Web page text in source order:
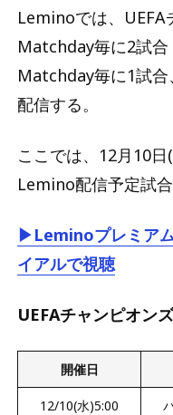
Leminoでは、UEFA
Matchday毎に2試
Matchday毎に1試合
配信する。
ここでは、12月10
Lemino配信予定試
▶Leminoプレミア
イアルで視聴
UEFAチャンピオン
開催日
12/10(水)5:00